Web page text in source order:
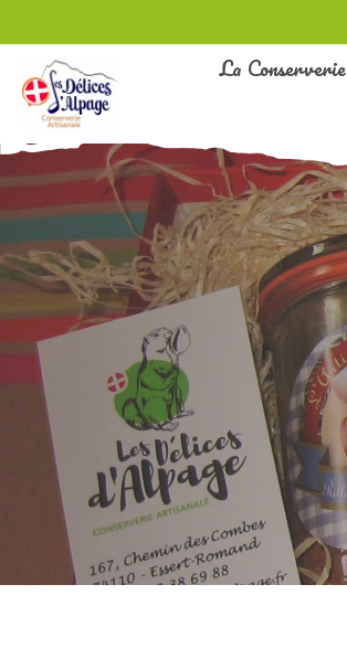
La Conserverie